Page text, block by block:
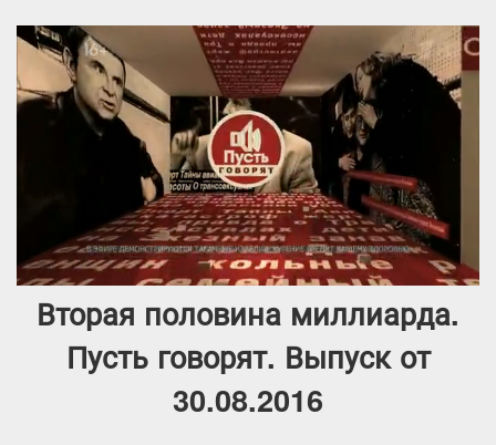
Вторая половина миллиарда.
Пусть говорят. Выпуск от
30.08.2016